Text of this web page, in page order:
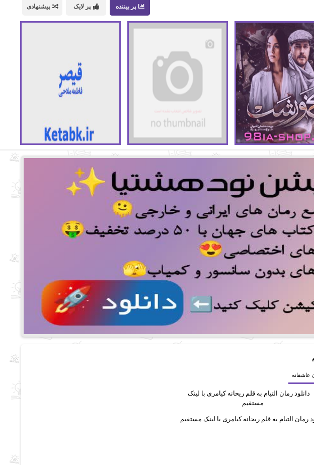
پر بیننده پر لایک پیشنهادی
عاشقانه
رمان التیام به قلم ریحانه کیامری با لینک مستقیم